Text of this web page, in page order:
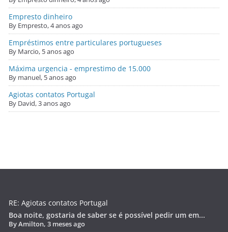
Empresto dinheiro
By Empresto,4 anos ago
Empréstimos entre particulares portugueses
By Marcio, 5 anos ago
Máxima urgencia - emprestimo de 15.000
By manuel, 5 anos ago
Agiotas contatos Portugal
By David,3 anos ago
RE: Agiotas contatos Portugal
Boa noite, gostaria de saber se é possível pedir um em...
By Amilton, 3 meses ago